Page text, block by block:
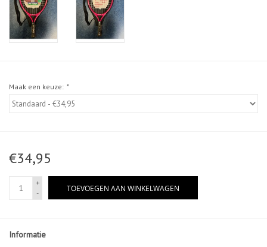
Maak een keuze: *
€34,95
+
-
TOEVOEGEN AAN WINKELWAGEN
Informatie